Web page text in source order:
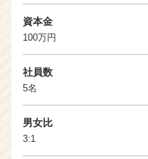
資本金
100万円
社員数
5名
男女比
3:1